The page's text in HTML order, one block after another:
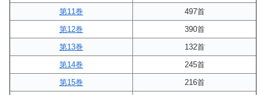
第11巻
497首
第12巻
390首
第13巻
132首
第14巻
245首
第15巻
216首